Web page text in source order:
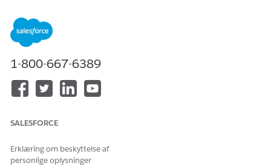
Opsæt it-team
Opret de nødvendige it-teambrugere for it-tjenester i
grupper og køer for at aktivere intelligent distribution,
automatiseret arbejdstildeling og krydsteamsamarbejde
for din it-serviceorganisation.
Hvis du vil levere en problemfri serviceoplevelse, skal du
relevante licenser og tildele de nødvendige rettigheder for
at sikre, at de har det rigtige niveau af adgang og support.
1-800-667-6389
SALESFORCE
Erklæring om beskyttelse af
personlige oplysninger